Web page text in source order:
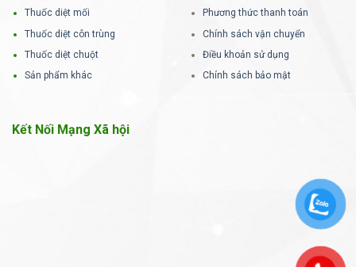
Thuốc diệt mối
Thuốc diệt côn trùng
Thuốc diệt chuột
Sản phẩm khác
Phương thức thanh toán
Chính sách vận chuyển
Điều khoản sử dụng
Chính sách bảo mật
Kết Nối Mạng Xã hội